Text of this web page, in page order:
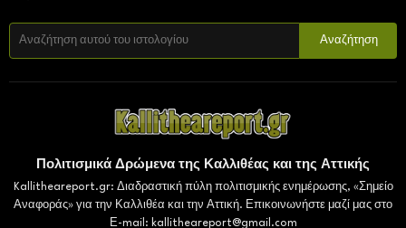
Πολιτισμικά Δρώμενα της Καλλιθέας και της Αττικής
Kallitheareport.gr: Διαδραστική πύλη πολιτισμικής ενημέρωσης, «Σημείο
Αναφοράς» για την Καλλιθέα και την Αττική. Επικοινωνήστε μαζί μας στο
Ε-mail: kallitheareport@gmail.com